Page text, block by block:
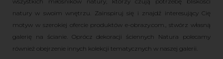
natury w swoim wnętrzu. Zainspiruj się i znajdź interesujący Cię
motyw w szerokiej ofercie produktów e-obrazy.com., stwórz własną
galerię na ścianie. Oprócz dekoracji ściennych Natura polecamy
również obejrzenie innych kolekcji tematycznych w naszej galerii.